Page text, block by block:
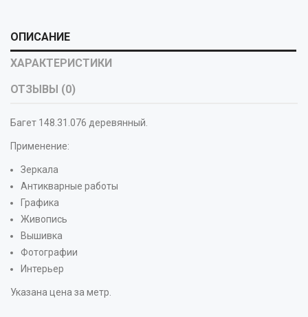
ОПИСАНИЕ
ХАРАКТЕРИСТИКИ
ОТЗЫВЫ (0)
Багет 148.31.076 деревянный.
Применение:
Зеркала
Антикварные работы
Графика
Живопись
Вышивка
Фотографии
Интерьер
Указана цена за метр.